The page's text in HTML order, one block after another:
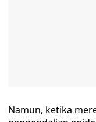
Namun, ketika